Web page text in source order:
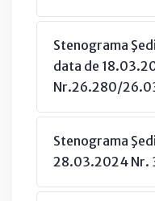
Stenograma
data de
Nr.26.280/
Stenograma
28.03.2024